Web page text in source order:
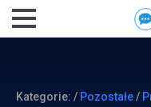
Kategorie: / Pozostałe/